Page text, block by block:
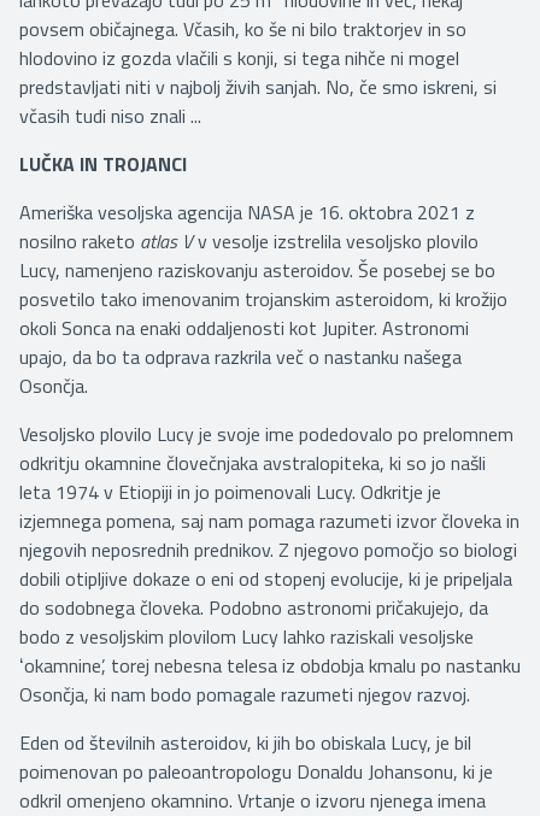
povsem običajnega. Včasih, ko še ni bilo traktorjev in so
hlodovino iz gozda vlačili s konji, si tega nihče ni mogel
predstavljati niti v najbolj živih sanjah. No, če smo iskreni, si
včasih tudi niso znali ...
LUČKA IN TROJANCI
Ameriška vesoljska agencija NASA je 16. oktobra 2021 z
nosilno raketo atlas Vv vesolje izstrelila vesoljsko plovilo
Lucy, namenjeno raziskovanju asteroidov. Še posebej se bo
posvetilo tako imenovanim trojanskim asteroidom, ki krožijo
okoli Sonca na enaki oddaljenosti kot Jupiter. Astronomi
upajo, da bo ta odprava razkrila več o nastanku našega
Osončja.
Vesoljsko plovilo Lucy je svoje ime podedovalo po prelomnem
odkritju okamnine človečnjaka avstralopiteka, ki so jo našli
leta 1974 v Etiopiji in jo poimenovali Lucy. Odkritje je
izjemnega pomena, saj nam pomaga razumeti izvor človeka in
njegovih neposrednih prednikov. Z njegovo pomočjo so biologi
dobili otipljive dokaze o eni od stopenj evolucije, ki je pripeljala
do sodobnega človeka. Podobno astronomi pričakujejo, da
bodo z vesoljskim plovilom Lucy lahko raziskali vesoljske
ʻokamnine’, torej nebesna telesa iz obdobja kmalu po nastanku
Osončja, ki nam bodo pomagale razumeti njegov razvoj.
Eden od številnih asteroidov, ki jih bo obiskala Lucy, je bil
poimenovan po paleoantropologu Donaldu Johansonu, ki je
odkril omenjeno okamnino. Vrtanje o izvoru njenega imena